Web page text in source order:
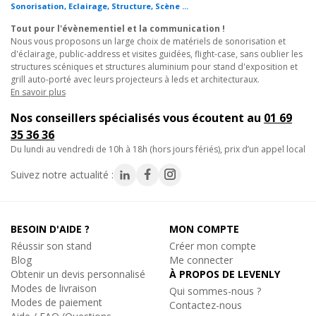
installation rapide et efficace.
2.
Festivals en plein air
: déplacez vos équipements lourds sur
des terrains variés (parking, champs, route) en toute sécurité,
grâce aux roulettes robustes du chariot.
3. Installations temporaires: facilitez le montage et le
démontage de structures alu pour des expositions ou des
nécessaires.
Caractéristiques techniques :
• Fabriqué en contreplaqué solide
• À utiliser en combinaison avec :
BT-TRUSS 29-TROLLEY-STACK
BT-TRUSS 29-TROLLEY-TOP
• Des sangles à cliquet de 4 m de long (incluses) sont utilisées
Sonorisation, Eclairage, Structure, Scène ...
Tout pour l'évènementiel et la communication !
Nous vous proposons un large choix de matériels de sonorisation et
d'éclairage, public-address et visites guidées, flight-case, sans oublier les
structures scéniques et structures aluminium pour stand d'exposition et
grill auto-porté avec leurs projecteurs à leds et architecturaux.
En savoir plus
Nos conseillers spécialisés vous écoutent au 01 69
35 36 36
du lundi au vendredi de 10h à 18h (hors jours fériés), prix d’un appel local
Suivez notre actualité :
BESOIN D'AIDE ?
Réussir son stand
Blog
Obtenir un devis personnalisé
Modes de livraison
Modes de paiement
MON COMPTE
Créer mon compte
Me connecter
À PROPOS DE LEVENLY
Qui sommes-nous ?
Contactez-nous